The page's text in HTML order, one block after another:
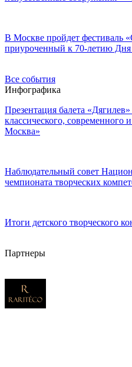
В Москве пройдет фестиваль
приуроченный к 70-летию Дня
Все события
Инфографика
Презентация балета
классического, современного
Москва»
Наблюдательный совет
чемпионата творческих
Итоги детского творческого
Партнеры